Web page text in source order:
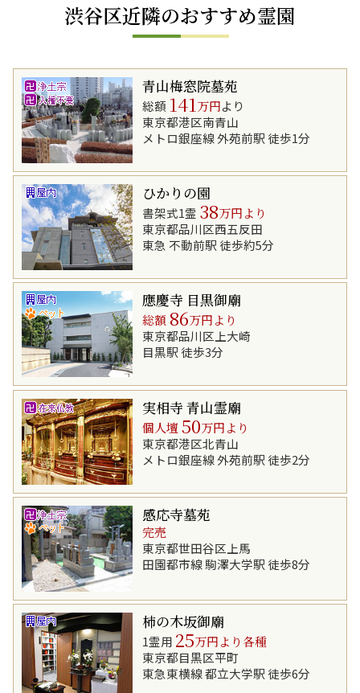
渋谷区近隣のおすすめ霊園
青山梅窓院墓苑
総額 141 万円より
東京都港区南青山
メトロ銀座線 外苑前駅 徒歩1分
ひかりの園
書架式1霊 38万円より
東京都品川区西五反田
東急 不動前駅 徒歩約5分
應慶寺 目黒御廟
総額 86万円より
東京都品川区上大崎
目黒駅 徒歩3分
実相寺 青山霊廟
個人壇50万円より
東京都港区北青山
メトロ銀座線 外苑前駅 徒歩2分
感応寺墓苑
完売
東京都世田谷区上馬
田園都市線 駒澤大学駅 徒歩8分
柿の木坂御廟
1霊用 25万円より各種
東京都目黒区平町
東急東横線 都立大学駅 徒歩6分